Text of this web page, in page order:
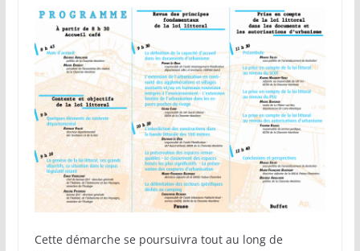
Cette démarche se poursuivra tout au long de